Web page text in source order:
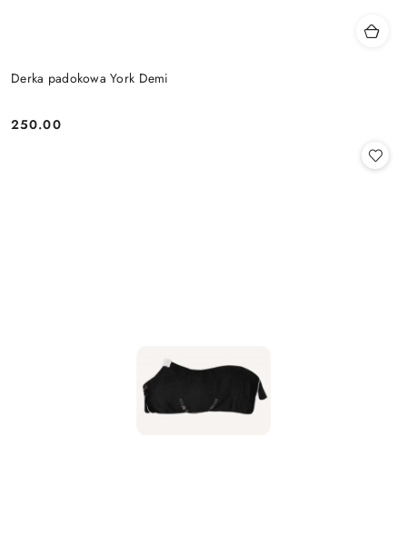
Derka padokowa York Demi
Cena:
250.00